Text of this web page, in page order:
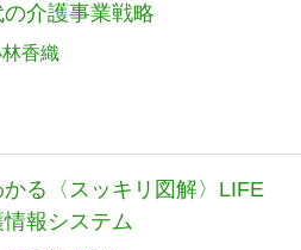
介護事業戦略
香織
かる〈スッキリ図解〉LIFE
報システム